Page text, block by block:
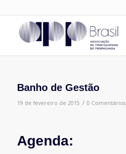
Banho de Gestão
19 de fevereiro de 2015 / 0 Comentários
Agenda: